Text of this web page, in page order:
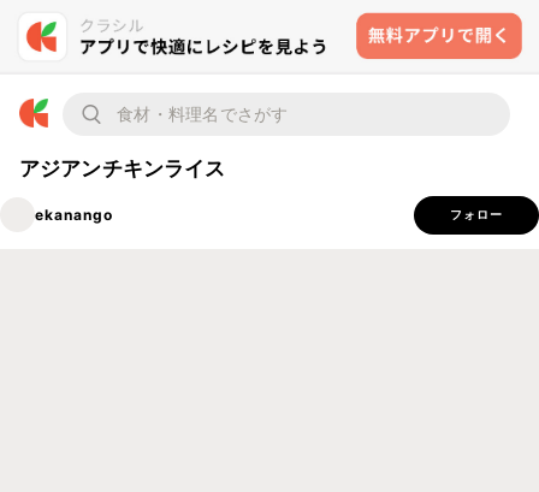
アジアンチキンライス
ekanango フォロー